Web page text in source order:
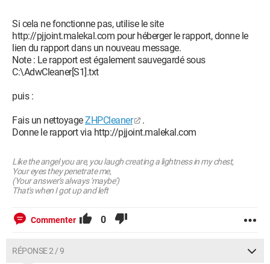
Si cela ne fonctionne pas, utilise le site
http://pjjoint.malekal.com pour héberger le rapport, donne le
lien du rapport dans un nouveau message.
Note : Le rapport est également sauvegardé sous
C:\AdwCleaner[S1].txt
puis :
Fais un nettoyageZHPCleaner
.
Donne le rapport via http://pjjoint.malekal.com
Like the angel you are, you laugh creating a lightness in my chest,
Your eyes they penetrate me,
(Your answer's always 'maybe')
That's when I got up and left
Commenter 0
RÉPONSE 2 / 9